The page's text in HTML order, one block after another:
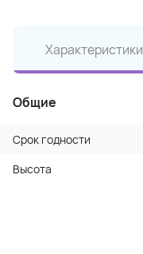
Характеристики
Общие
Срок годности
Высота